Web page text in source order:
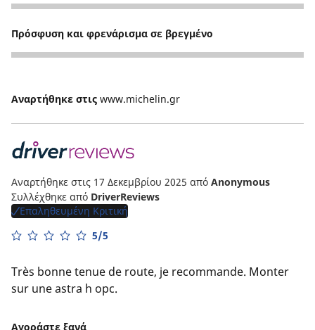
5
Πρόσφυση και φρενάρισμα σε βρεγμένο
5
Αναρτήθηκε στις www.michelin.gr
Αναρτήθηκε στις 17 Δεκεμβρίου 2025 από Anonymous
Συλλέχθηκε από DriverReviews
Επαληθευμένη Κριτική
5/5
Très bonne tenue de route, je recommande. Monter
sur une astra h opc.
Αγοράστε ξανά